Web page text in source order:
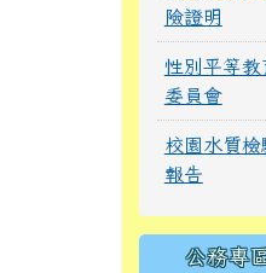
險證明
性別平等教
委員會
校園水質檢
報告
公務專